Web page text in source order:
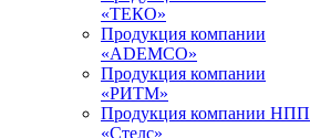
«ТЕКО»
Продукция компании
«ADEMCO»
Продукция компании
«РИТМ»
Продукция компании НПП
«Стелс»